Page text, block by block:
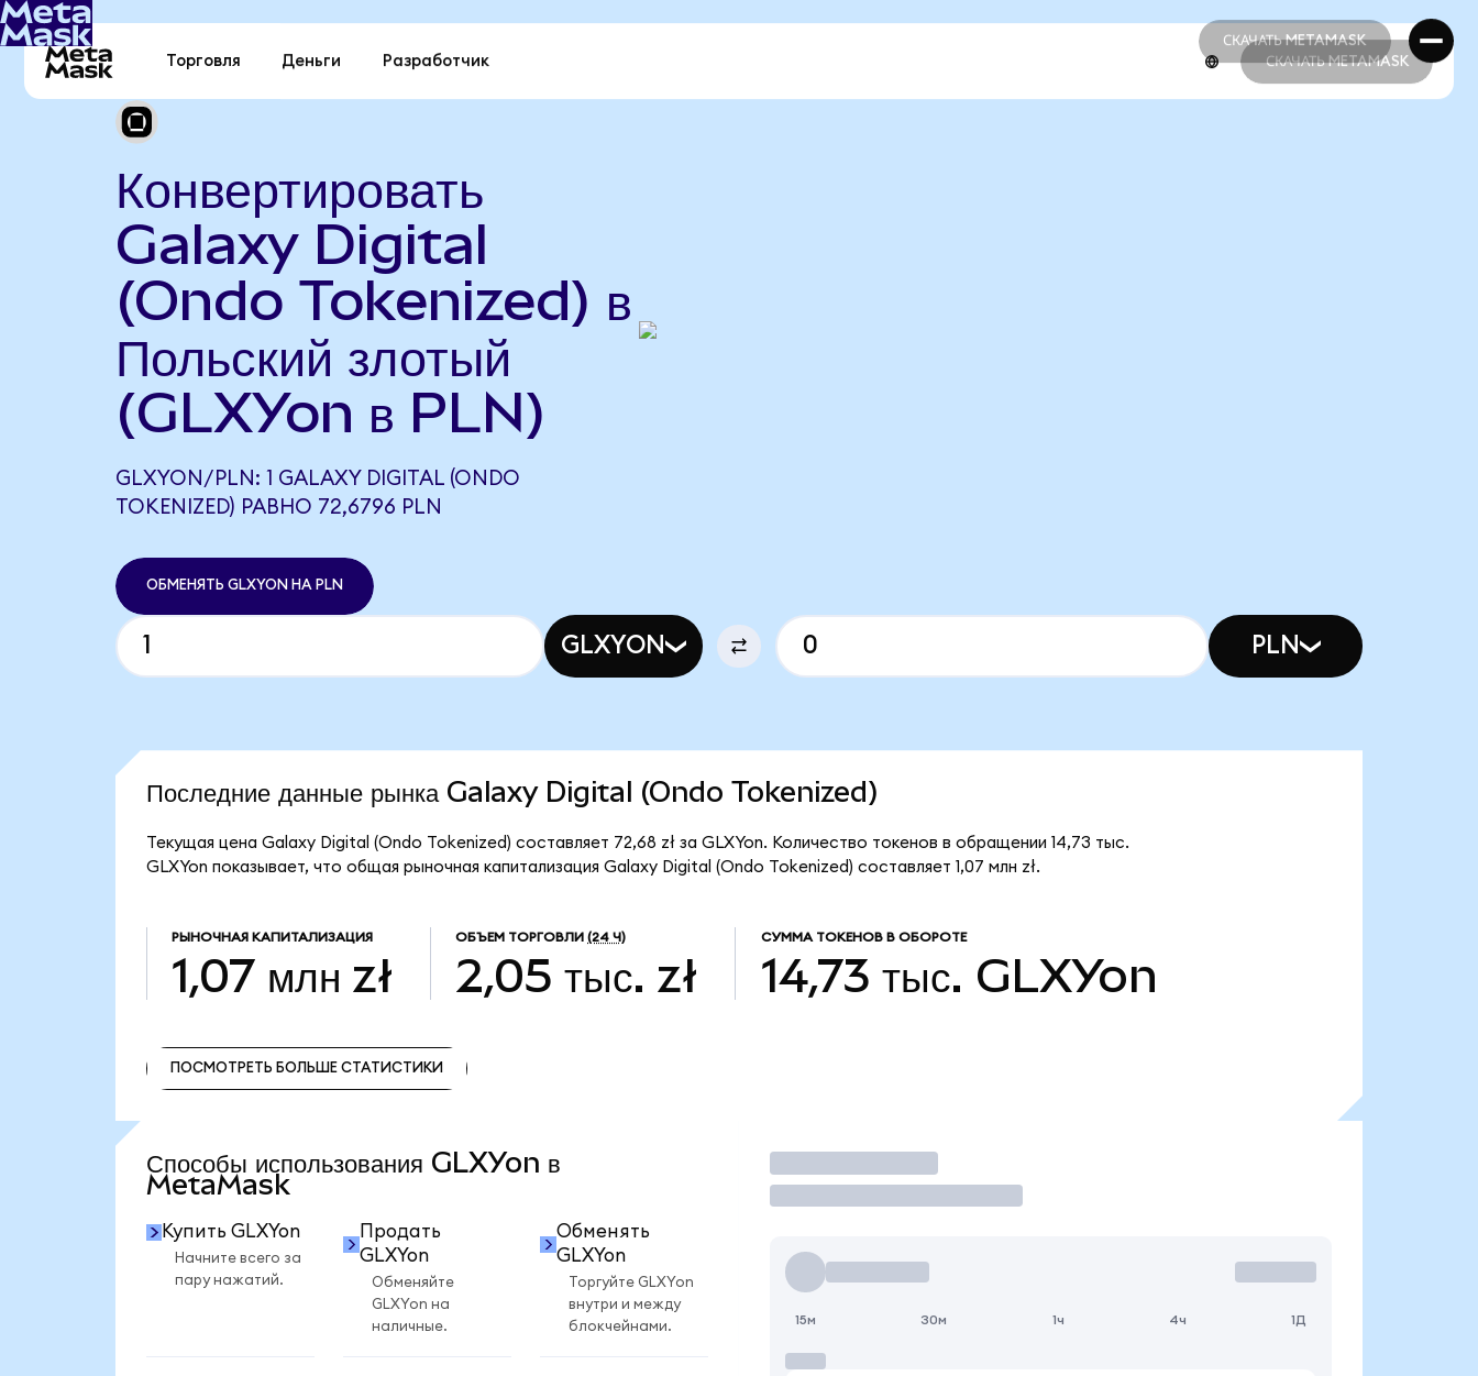
СКАЧАТЬ METAMASK
СКАЧАТЬ METAMASK
Торговля Деньги Разработчик СКАЧАТЬ METAMASK
Конвертировать
Galaxy Digital
(Ondo Tokenized) в
Польский злотый
(GLXYon в PLN)
GLXYON/PLN: 1 GALAXY DIGITAL (ONDO
TOKENIZED) РАВНО 72,6796 PLN
ОБМЕНЯТЬ GLXYON НА PLN
GLXYON PLN
Последние данные рынка Galaxy Digital (Ondo Tokenized)
Текущая цена Galaxy Digital (Ondo Tokenized) составляет 72,68 zł за GLXYon. Количество токенов в обращении 14,73 тыс.
GLXYon показывает, что общая рыночная капитализация Galaxy Digital (Ondo Tokenized) составляет 1,07 млн zł.
РЫНОЧНАЯ КАПИТАЛИЗАЦИЯ
1,07 млн zł
ОБЪЕМ ТОРГОВЛИ (24 Ч)
2,05 тыс. zł
СУММА ТОКЕНОВ В ОБОРОТЕ
14,73 тыс. GLXYon
ПОСМОТРЕТЬ БОЛЬШЕ СТАТИСТИКИ
Способы использования GLXYon в
MetaMask
Купить GLXYon
Начните всего за
пару нажатий.
Продать
GLXYon
Обменяйте
GLXYon на
наличные.
Обменять
GLXYon
Торгуйте GLXYon
внутри и между
блокчейнами.
Торговать
15м 30м 1ч 4ч 1Д